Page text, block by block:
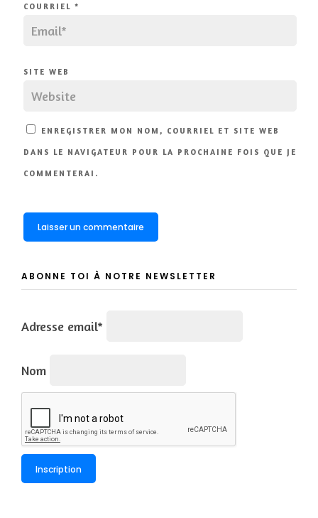
COURRIEL *
SITE WEB
ENREGISTRER MON NOM, COURRIEL ET SITE WEB
DANS LE NAVIGATEUR POUR LA PROCHAINE FOIS QUE JE
COMMENTERAI.
ABONNE TOI À NOTRE NEWSLETTER
Adresse email*
Nom